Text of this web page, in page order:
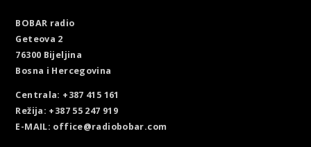
BOBAR radio
Geteova 2
76300 Bijeljina
Bosna i Hercegovina
Centrala: +387 415 161
Režija: +387 55 247 919
E-MAIL: office@radiobobar.com